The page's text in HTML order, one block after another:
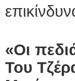
«Οι
Του